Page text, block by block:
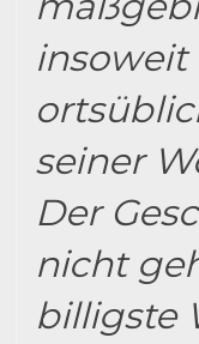
insoweit
seiner
Der
nicht
billigste